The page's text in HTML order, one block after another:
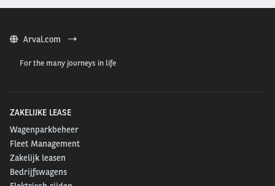
Arval.com
For the many journeys in life
ZAKELIJKE LEASE
Wagenparkbeheer
Fleet Management
Zakelijk leasen
Bedrijfswagens